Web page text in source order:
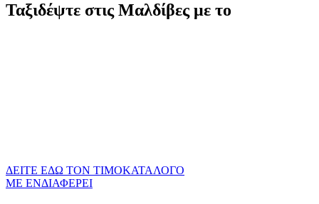
Ταξιδέψτε στις Μαλδίβες με το
ΔΕΙΤΕ ΕΔΩ ΤΟΝ ΤΙΜΟΚΑΤΑΛΟΓΟ
ΜΕ ΕΝΔΙΑΦΕΡΕΙ